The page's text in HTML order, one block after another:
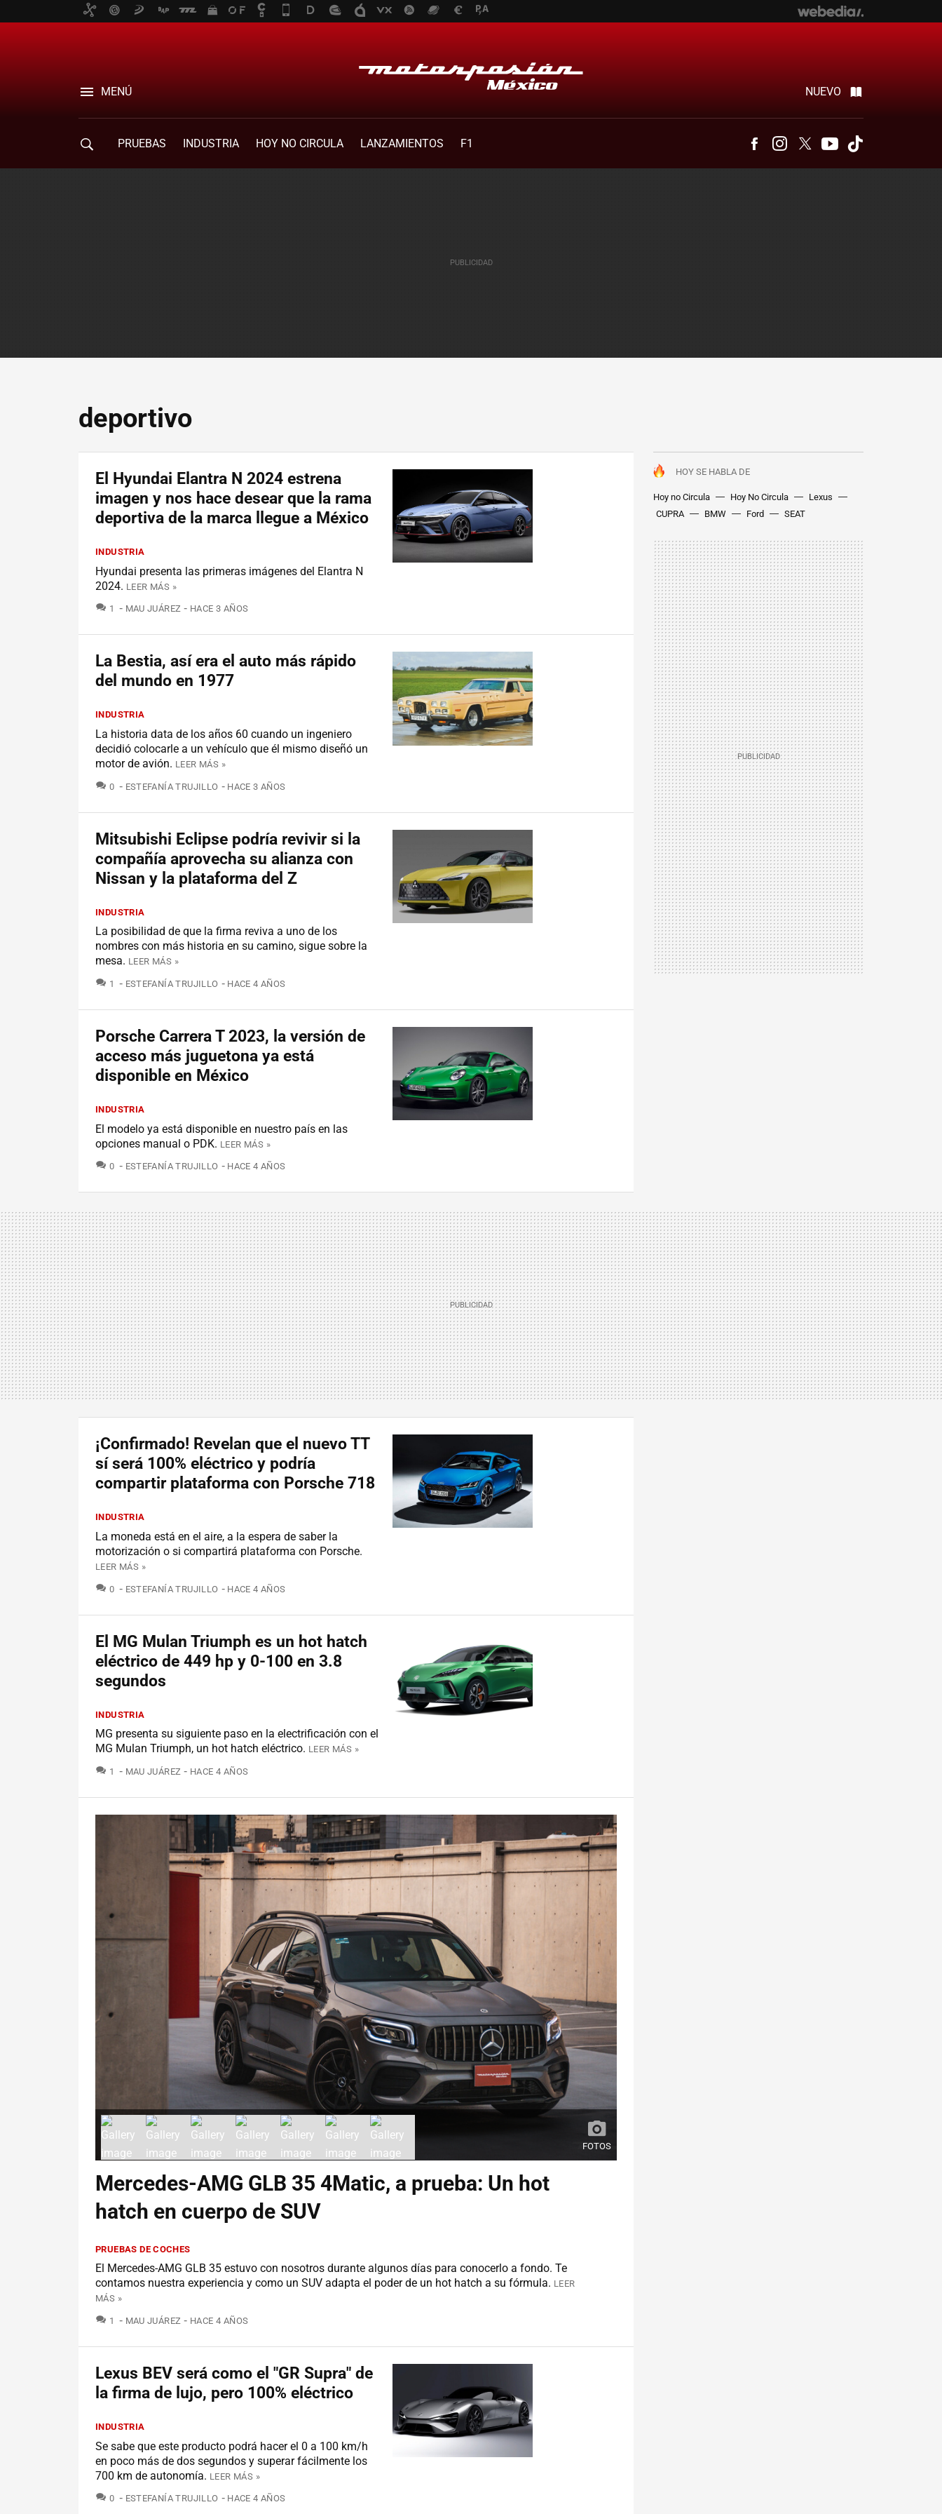
MENÚ NUEVO
PRUEBAS INDUSTRIA HOY NO CIRCULA LANZAMIENTOS F1 FacebookInstagram
Twitter Youtube
deportivo
HOY SE HABLA DE
Hoy no Circula Hoy No Circula
Lexus
CUPRA
BMW Ford SEAT
El Hyundai Elantra N 2024 estrena
imagen y nos hace desear que la rama
deportiva de la marca llegue a México
INDUSTRIA
Hyundai presenta las primeras imágenes del Elantra N
2024. LEER MÁS »
1 COMENTARIOS
MAU JUÁREZ HACE 3 AÑOS
La Bestia, así era el auto más rápido
del mundo en 1977
INDUSTRIA
La historia data de los años 60 cuando un ingeniero
decidió colocarle a un vehículo que él mismo diseñó un
motor de avión. LEER MÁS »
0 COMENTARIOS
ESTEFANÍA TRUJILLO HACE 3 AÑOS
Mitsubishi Eclipse podría revivir si la
compañía aprovecha su alianza con
Nissan y la plataforma del Z
INDUSTRIA
La posibilidad de que la firma reviva a uno de los
nombres con más historia en su camino, sigue sobre la
mesa. LEER MÁS »
1 COMENTARIOS
ESTEFANÍA TRUJILLO HACE 4 AÑOS
Porsche Carrera T 2023, la versión de
acceso más juguetona ya está
disponible en México
INDUSTRIA
El modelo ya está disponible en nuestro país en las
opciones manual o PDK. LEER MÁS »
0 COMENTARIOS
ESTEFANÍA TRUJILLO HACE 4 AÑOS
¡Confirmado! Revelan que el nuevo TT
sí será 100% eléctrico y podría
compartir plataforma con Porsche 718
INDUSTRIA
La moneda está en el aire, a la espera de saber la
motorización o si compartirá plataforma con Porsche.
LEER MÁS »
0 COMENTARIOS
ESTEFANÍA TRUJILLO HACE 4 AÑOS
El MG Mulan Triumph es un hot hatch
eléctrico de 449 hp y 0-100 en 3.8
segundos
INDUSTRIA
MG presenta su siguiente paso en la electrificación con el
MG Mulan Triumph, un hot hatch eléctrico. LEER MÁS »
1 COMENTARIOS
MAU JUÁREZ HACE 4 AÑOS
FOTOS
Mercedes-AMG GLB 35 4Matic, a prueba: Un hot
hatch en cuerpo de SUV
PRUEBAS DE COCHES
El Mercedes-AMG GLB 35 estuvo con nosotros durante algunos días para conocerlo a fondo. Te
contamos nuestra experiencia y como un SUV adapta el poder de un hot hatch a su fórmula. LEER
MÁS »
1 COMENTARIOS
MAU JUÁREZ HACE 4 AÑOS
Lexus BEV será como el "GR Supra" de
la firma de lujo, pero 100% eléctrico
INDUSTRIA
Se sabe que este producto podrá hacer el 0 a 100 km/h
en poco más de dos segundos y superar fácilmente los
700 km de autonomía. LEER MÁS »
0 COMENTARIOS
ESTEFANÍA TRUJILLO HACE 4 AÑOS